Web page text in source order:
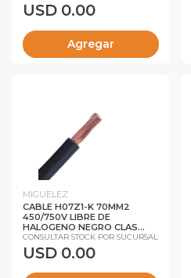
USD 0.00
Agregar
MIGUELEZ
CABLE H07Z1-K 70MM2
450/750V LIBRE DE
HALOGENO NEGRO CLAS...
CONSULTAR STOCK POR SUCURSAL
USD 0.00